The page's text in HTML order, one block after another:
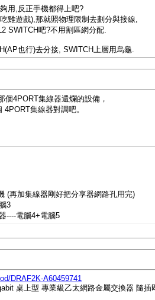
用,反正手機都得上吧?
雞遊戲),那就照物理限制去劃分與接線,
SWITCH吧?不用割區網分配.
也行)去分接, SWITCH上層用烏龜.
個4PORT集線器還爛的設備，
集線器對調吧。
(再加集線器剛好把分享器網路孔用完)
3
4+電腦5
DRAF2K-A60459741
桌上型 專業級乙太網路金屬交換器 隨